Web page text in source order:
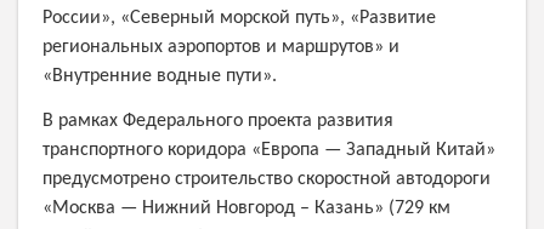
России», «Северный морской путь», «Развитие
региональных аэропортов и маршрутов» и
«Внутренние водные пути».
В рамках Федерального проекта развития
транспортного коридора «Европа — Западный Китай»
предусмотрено строительство скоростной автодороги
«Москва — Нижний Новгород – Казань» (729 км